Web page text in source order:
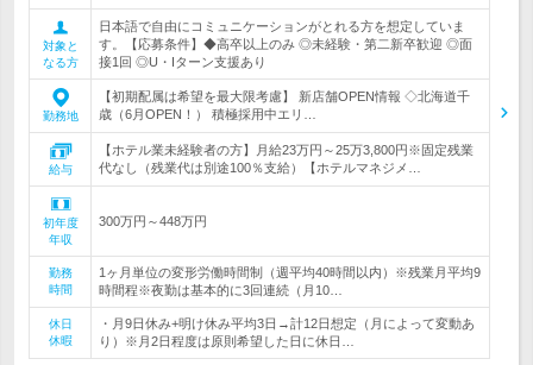
対象と
なる方
日本語で自由にコミュニケーションがとれる方を想定していま
す。【応募条件】◆高卒以上のみ ◎未経験・第二新卒歓迎 ◎面
接1回 ◎U・Iターン支援あり
勤務地
【初期配属は希望を最大限考慮】 新店舗OPEN情報 ◇北海道千
歳（6月OPEN！） 積極採用中エリ…
給与
【ホテル業未経験者の方】月給23万円～25万3,800円※固定残業
代なし（残業代は別途100％支給）【ホテルマネジメ…
初年度
年収
300万円～448万円
勤務
時間
1ヶ月単位の変形労働時間制（週平均40時間以内）※残業月平均9
時間程※夜勤は基本的に3回連続（月10…
休日
休暇
・月9日休み+明け休み平均3日→計12日想定（月によって変動あ
り）※月2日程度は原則希望した日に休日…